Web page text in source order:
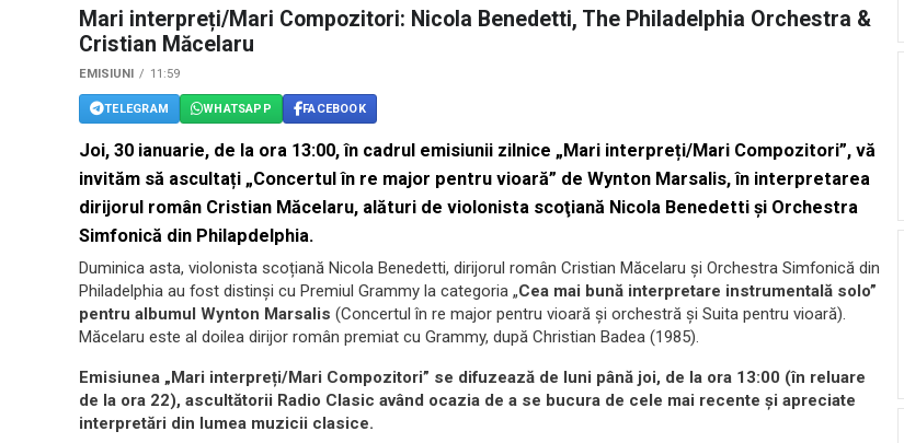
Mari interpreți/Mari Compozitori: Nicola Benedetti, The Philadelphia Orchestra &
Cristian Măcelaru
EMISIUNI 11:59
TELEGRAM WHATSAPP FACEBOOK
Joi, 30 ianuarie, de la ora 13:00, în cadrul emisiunii zilnice „Mari interpreți/Mari Compozitori”, vă
invităm să ascultați „Concertul în re major pentru vioară” de Wynton Marsalis, în interpretarea
dirijorul român Cristian Măcelaru, alături de violonista scoţiană Nicola Benedetti şi Orchestra
Simfonică din Philapdelphia.
Duminica asta, violonista scoțiană Nicola Benedetti, dirijorul român Cristian Măcelaru și Orchestra Simfonică din
Philadelphia au fost distinși cu Premiul Grammy la categoria „Cea mai bună interpretare instrumentală solo”
pentru albumul Wynton Marsalis (Concertul în re major pentru vioară și orchestră și Suita pentru vioară).
Măcelaru este al doilea dirijor român premiat cu Grammy, după Christian Badea (1985).
Emisiunea „Mari interpreți/Mari Compozitori” se difuzează de luni până joi, de la ora 13:00 (în reluare
de la ora 22), ascultătorii Radio Clasic având ocazia de a se bucura de cele mai recente și apreciate
interpretări din lumea muzicii clasice.